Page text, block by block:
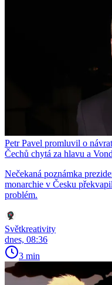
Petr Pavel promluvil o
Čechů chytá za hlavu a
Nečekaná poznámka
monarchie v Česku
problém.
Světkreativity
dnes, 08:36
3 min